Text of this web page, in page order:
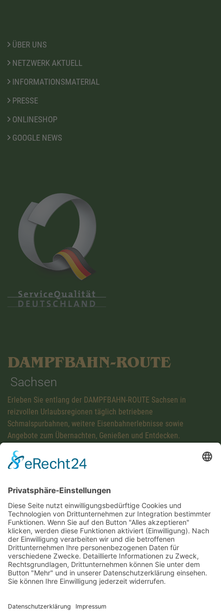
ÜBER UNS
NETZWERK AKTUELL
INFORMATIONSMATERIAL
PRESSE
ONLINESHOP
GOOGLE NEWS
DAMPFBAHN-ROUTE
Sachsen
Erleben Sie entlang der DAMPFBAHN-ROUTE Sachsen in
reizvollen Urlaubsregionen täglich betriebene
Schmalspurbahnen, weitere Eisenbahnerlebnisse sowie
Angebote zum Übernachten, Genießen und Entdecken.